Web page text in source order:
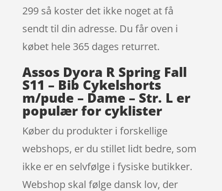
299 så koster det ikke noget at få
sendt til din adresse. Du får oven i
købet hele 365 dages returret.
Assos Dyora R Spring Fall
S11 – Bib Cykelshorts
m/pude – Dame – Str. L er
populær for cyklister
Køber du produkter i forskellige
webshops, er du stillet lidt bedre, som
ikke er en selvfølge i fysiske butikker.
Webshop skal følge dansk lov, der